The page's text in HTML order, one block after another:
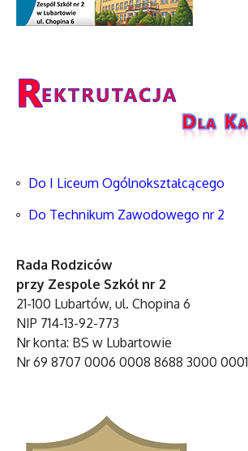
Do I Liceum Ogólnokształcącego
Do Technikum Zawodowego nr 2
Rada Rodziców
przy Zespole Szkół nr 2
21-100 Lubartów, ul. Chopina 6
NIP 714-13-92-773
Nr konta: BS w Lubartowie
Nr 69 8707 0006 0008 8688 3000 0001